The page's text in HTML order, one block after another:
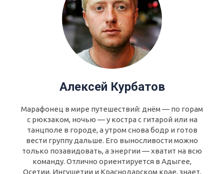
Алексей Курбатов
Марафонец в мире путешествий: днём — по горам
с рюкзаком, ночью — у костра с гитарой или на
танцполе в городе, а утром снова бодр и готов
вести группу дальше. Его выносливости можно
только позавидовать, а энергии — хватит на всю
команду. Отлично ориентируется в Адыгее,
Осетии, Ингушетии и Краснодарском крае, знает,